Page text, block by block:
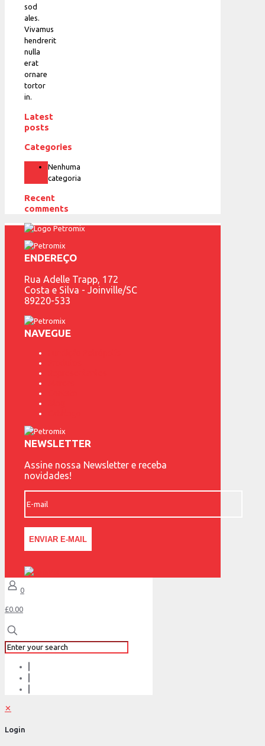
sod
ales.
Vivamus
hendrerit
nulla
erat
ornare
tortor
in.
Latest
posts
Categories
Nenhuma
categoria
Recent
comments
ENDEREÇO
Rua Adelle Trapp, 172
Costa e Silva - Joinville/SC
89220-533
NAVEGUE
NEWSLETTER
Assine nossa Newsletter e receba
novidades!
0
£0.00
✕
Login